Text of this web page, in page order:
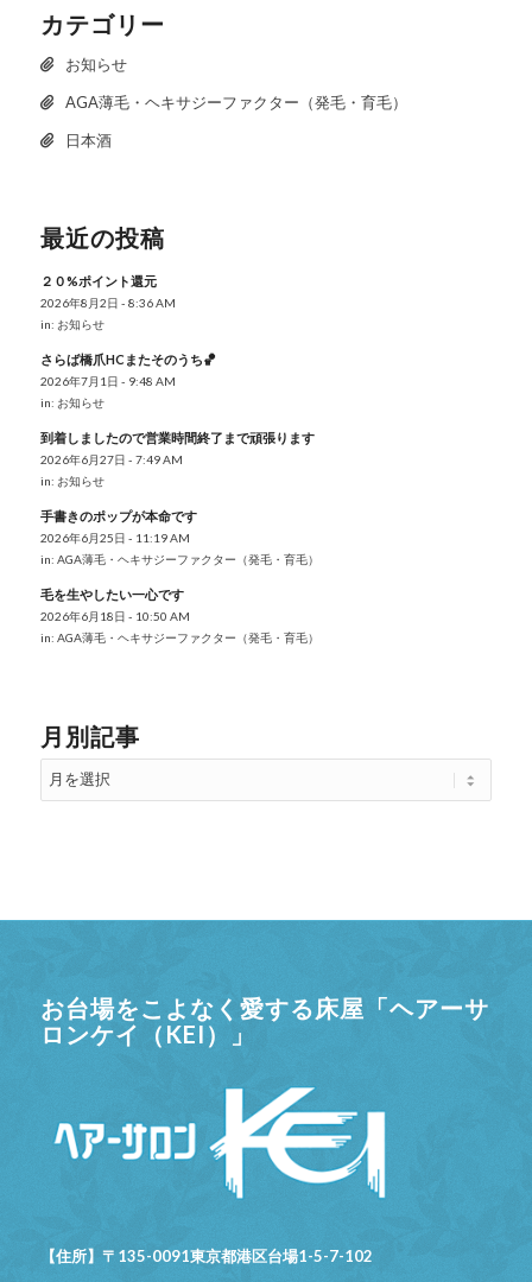
カテゴリー
お知らせ
AGA薄毛・ヘキサジーファクター（発毛・育毛）
日本酒
最近の投稿
２０%ポイント還元
2026年8月2日 - 8:36 AM
in: お知らせ
さらば橋爪HCまたそのうち🏀
2026年7月1日 - 9:48 AM
in: お知らせ
到着しましたので営業時間終了まで頑張ります
2026年6月27日 - 7:49 AM
in: お知らせ
手書きのポップが本命です
2026年6月25日 - 11:19 AM
in: AGA薄毛・ヘキサジーファクター（発毛・育毛）
毛を生やしたい一心です
2026年6月18日 - 10:50 AM
in: AGA薄毛・ヘキサジーファクター（発毛・育毛）
月別記事
お台場をこよなく愛する床屋「ヘアーサ
ロンケイ（KEI）」
【住所】〒135-0091東京都港区台場1-5-7-102